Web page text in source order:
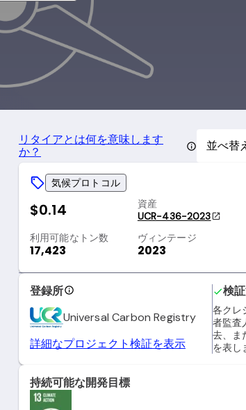
リタイアとは何を意味します
か？
並べ替
気候プロトコル
$0.14
資産
UCR-436-2023
利用可能なトン数
17,423
ヴィンテージ
2023
登録所
Universal Carbon Registry
詳細なプロジェクト検証を表示
検
各クレ
者監査
去、ま
を表し
持続可能な開発目標